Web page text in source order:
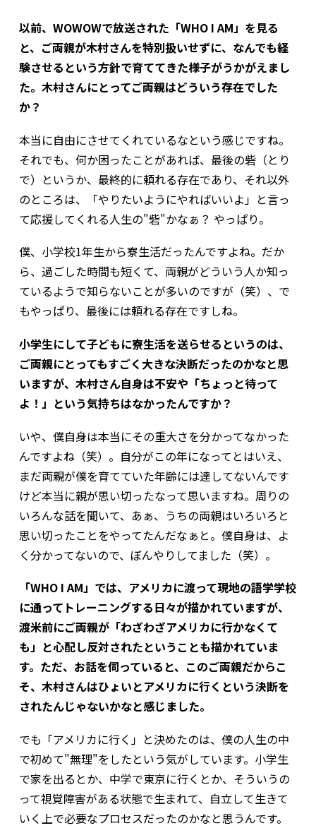
以前、WOWOWで放送された「WHO I AM」を見る
と、ご両親が木村さんを特別扱いせずに、なんでも経
験させるという方針で育ててきた様子がうかがえまし
た。木村さんにとってご両親はどういう存在でした
か？
本当に自由にさせてくれているなという感じですね。
それでも、何か困ったことがあれば、最後の砦（とり
で）というか、最終的に頼れる存在であり、それ以外
のところは、「やりたいようにやればいいよ」と言っ
て応援してくれる――人生の"砦"かなぁ？ やっぱり。
僕、小学校1年生から寮生活だったんですよね。だか
ら、過ごした時間も短くて、両親がどういう人か知っ
ているようで知らないことが多いのですが（笑）、で
もやっぱり、最後には頼れる存在ですしね。
小学生にして子どもに寮生活を送らせるというのは、
ご両親にとってもすごく大きな決断だったのかなと思
いますが、木村さん自身は不安や「ちょっと待って
よ！」という気持ちはなかったんですか？
いや、僕自身は本当にその重大さを分かってなかった
んですよね（笑）。自分がこの年になって――とはいえ、
まだ両親が僕を育てていた年齢には達してないんです
けど――本当に親が思い切ったなって思いますね。周りの
いろんな話を聞いて、あぁ、うちの両親はいろいろと
思い切ったことをやってたんだなぁと。僕自身は、よ
く分かってないので、ぼんやりしてました（笑）。
「WHO I AM」では、アメリカに渡って現地の語学学校
に通ってトレーニングする日々が描かれていますが、
渡米前にご両親が「わざわざアメリカに行かなくて
も」と心配し反対されたということも描かれていま
す。ただ、お話を伺っていると、このご両親だからこ
そ、木村さんはひょいとアメリカに行くという決断を
されたんじゃないかなと感じました。
でも「アメリカに行く」と決めたのは、僕の人生の中
で初めて"無理"をしたという気がしています。小学生
で家を出るとか、中学で東京に行くとか、そういうの
って視覚障害がある状態で生まれて、自立して生きて
いく上で必要なプロセスだったのかなと思うんです。